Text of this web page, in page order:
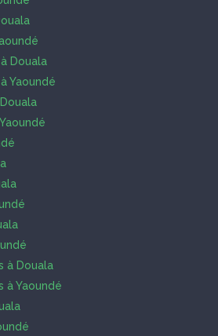
Douala
Yaoundé
à Douala
à Yaoundé